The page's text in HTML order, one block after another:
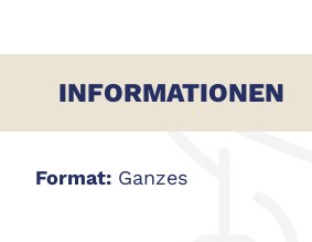
INFORMATIONEN
Format: Ganzes